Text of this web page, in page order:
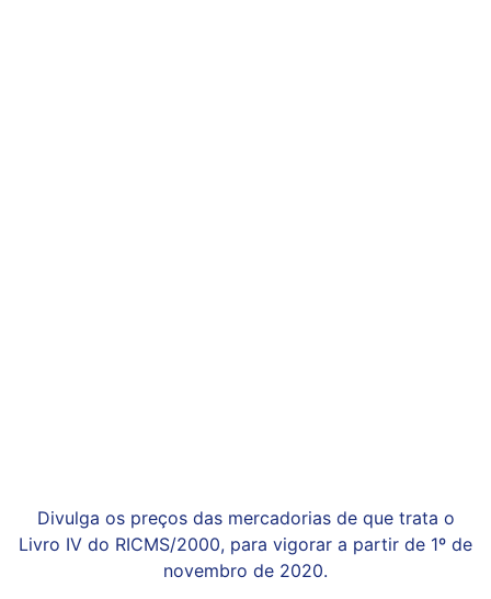
Divulga os preços das mercadorias de que trata o
Livro IV do RICMS/2000, para vigorar a partir de 1º de
novembro de 2020.